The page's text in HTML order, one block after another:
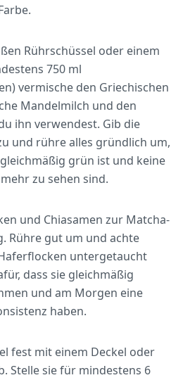
Rührschüssel oder einem
750 ml
vermische den Griechischen
Mandelmilch und den
ihn verwendest. Gib die
und rühre alles gründlich um,
grün ist und keine
zu sehen sind.
und Chiasamen zur Matcha-
Rühre gut um und achte
untergetaucht
dass sie gleichmäßig
und am Morgen eine
haben.
fest mit einem Deckel oder
Stelle sie für mindestens 6